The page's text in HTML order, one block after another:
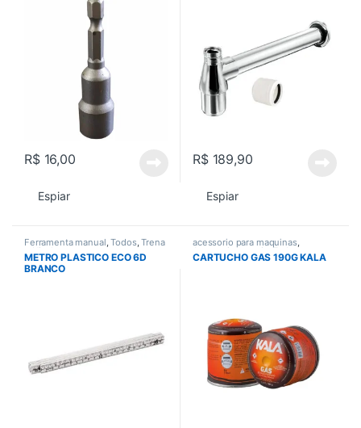
R$16,00
Espiar
R$189,90
Espiar
Ferramenta manual,Todos,Trena
e Nivel
METRO PLASTICO ECO 6D
BRANCO
acessorio para maquinas,
Acessorios gerais, Todos
CARTUCHO GAS 190G KALA